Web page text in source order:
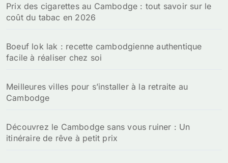
e
r
Prix des cigarettes au Cambodge : tout savoir sur le
coût du tabac en 2026
Boeuf lok lak : recette cambodgienne authentique
facile à réaliser chez soi
Meilleures villes pour s’installer à la retraite au
Cambodge
Découvrez le Cambodge sans vous ruiner : Un
itinéraire de rêve à petit prix